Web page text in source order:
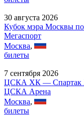
30 августа 2026
Кубок мэра Москвы
Мегаспорт
Москва,
билеты
7 сентября 2026
ЦСКА ХК — Спартак
ЦСКА Арена
Москва,
билеты